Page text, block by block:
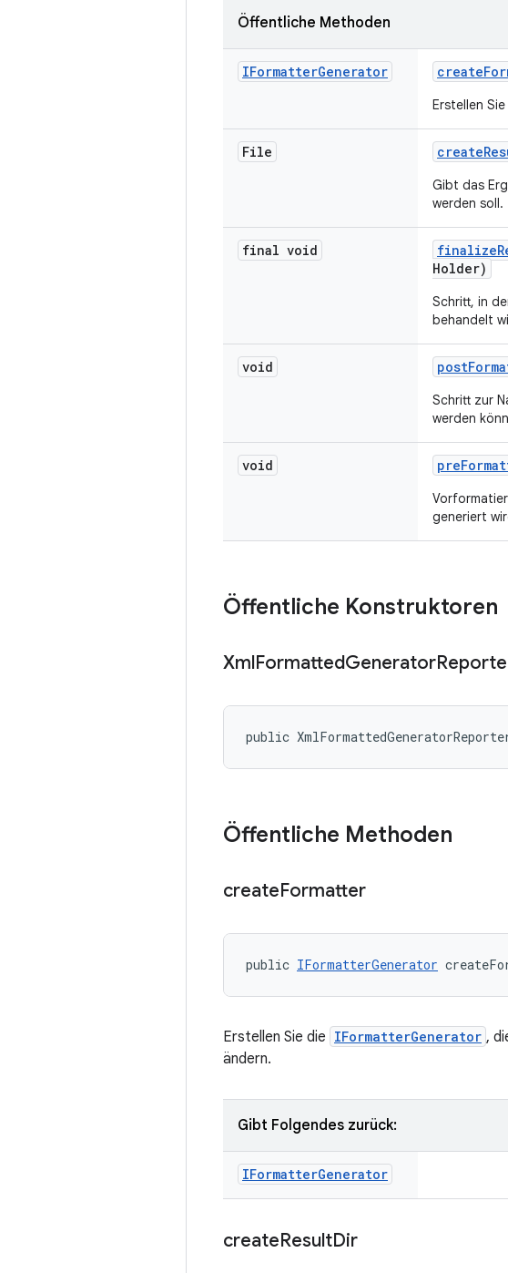
Öffentliche Methoden
IFormatterGenerator create
Erstellen
File create
Gibt das
werden soll.
final void finalize
Holder)
Schritt, in
behandelt
void post
Schritt zur
werden
void pre
generiert
Öffentliche Konstruktoren
XmlFormattedGenerator
public
Öffentliche Methoden
createFormatter
public IFormatterGenerator
Erstellen Sie die IFormatterGenerator ,
ändern.
Gibt Folgendes zurück:
IFormatterGenerator
createResultDir